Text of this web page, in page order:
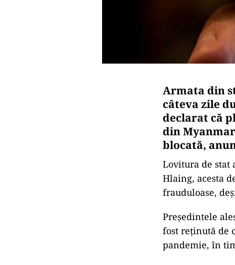
Armata din
câteva zile
declarat că
din
blocată,
Lovitura de stat
Hlaing, acesta
frauduloase,
Președintele
fost reținută de
pandemie, în